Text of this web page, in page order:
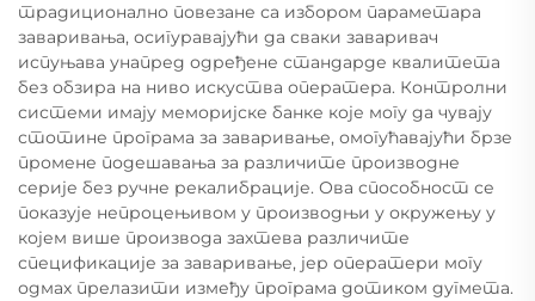
традиционално повезане са избором параметара
заваривања, осигуравајући да сваки заваривач
испуњава унапред одређене стандарде квалитета
без обзира на ниво искуства оператера. Контролни
системи имају меморијске банке које могу да чувају
стотине програма за заваривање, омогућавајући брзе
промене подешавања за различите производне
серије без ручне рекалибрације. Ова способност се
показује непроцењивом у производњи у окружењу у
којем више производа захтева различите
спецификације за заваривање, јер оператери могу
одмах прелазити између програма дотиком дугмета.